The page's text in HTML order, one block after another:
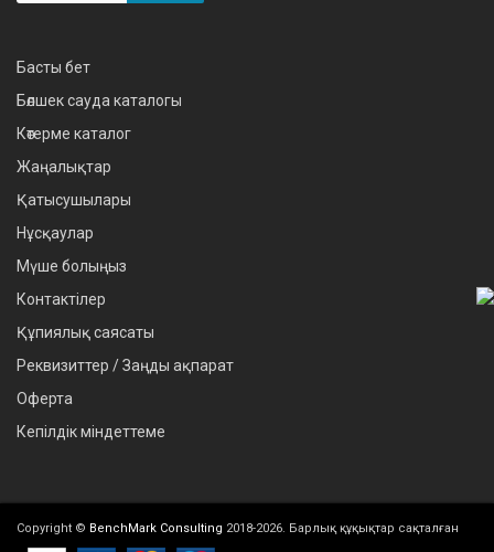
Басты бет
Бөлшек сауда каталогы
Көтерме каталог
Жаңалықтар
Қатысушылары
Нұсқаулар
Мүше болыңыз
Контактілер
Құпиялық саясаты
Реквизиттер / Заңды ақпарат
Оферта
Кепілдік міндеттеме
Copyright © BenchMark Consulting 2018-2026. Барлық құқықтар сақталған